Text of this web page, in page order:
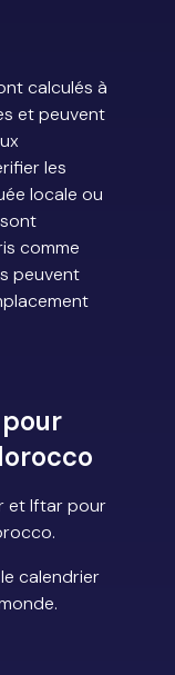
calculés à
et peuvent
les
locale ou
comme
peuvent
et Iftar pour
calendrier